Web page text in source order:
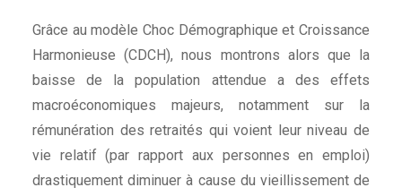
Grâce au modèle Choc Démographique et Croissance
Harmonieuse (CDCH), nous montrons alors que la
baisse de la population attendue a des effets
macroéconomiques majeurs, notamment sur la
rémunération des retraités qui voient leur niveau de
vie relatif (par rapport aux personnes en emploi)
drastiquement diminuer à cause du vieillissement de